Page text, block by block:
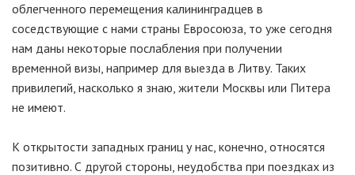
облегченного перемещения калининградцев в
соседствующие с нами страны Евросоюза, то уже сегодня
нам даны некоторые послабления при получении
временной визы, например для выезда в Литву. Таких
привилегий, насколько я знаю, жители Москвы или Питера
не имеют.
К открытости западных границ у нас, конечно, относятся
позитивно. С другой стороны, неудобства при поездках из